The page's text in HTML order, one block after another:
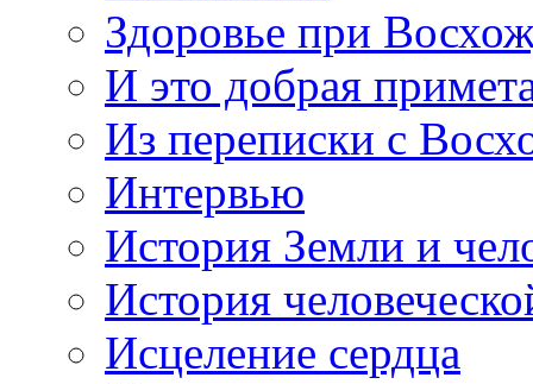
Здоровье при
И это добрая
Из переписки с
Интервью
История Земли и
История
Исцеление сердца